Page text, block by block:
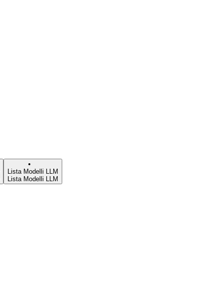
Lista Modelli LLM
Lista Modelli LLM